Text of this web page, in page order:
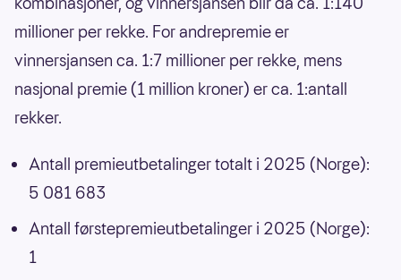
millioner per rekke. For andrepremie er
vinnersjansen ca. 1:7 millioner per rekke, mens
nasjonal premie (1 million kroner) er ca. 1:antall
rekker.
Antall premieutbetalinger totalt i 2025 (Norge):
5 081 683
Antall førstepremieutbetalinger i 2025 (Norge):
1